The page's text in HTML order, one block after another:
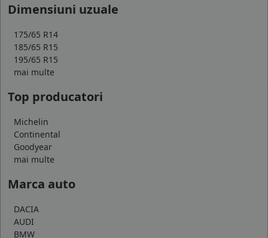
Dimensiuni uzuale
175/65 R14
185/65 R15
195/65 R15
mai multe
Top producatori
Michelin
Continental
Goodyear
mai multe
Marca auto
DACIA
AUDI
BMW